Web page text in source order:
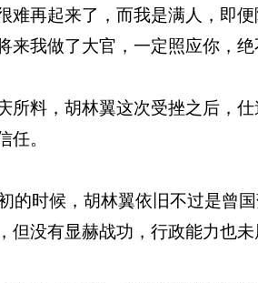
难再起来了，而我是满人，即
来我做了大官，一定照应你，
料，胡林翼这次受挫之后，仕
任。
时候，胡林翼依旧不过是曾国
但没有显赫战功，行政能力也